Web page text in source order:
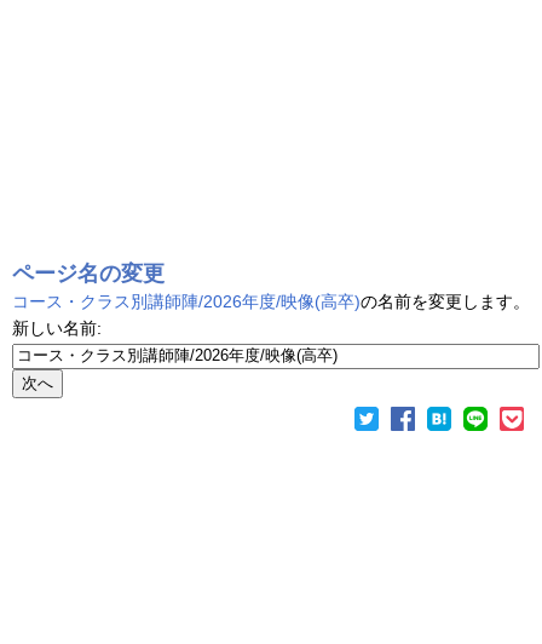
ページ名の変更
コース・クラス別講師陣/2026年度/映像(高卒)の名前を変更します。
新しい名前: